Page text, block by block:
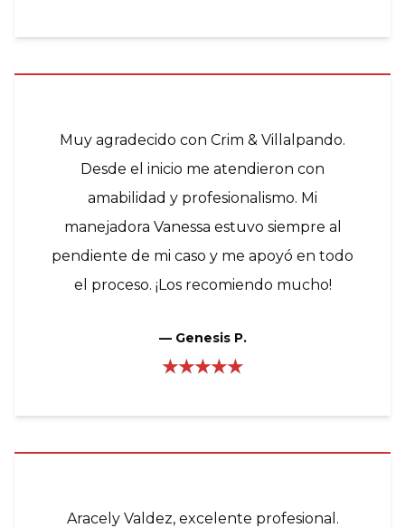
Muy agradecido con Crim & Villalpando.
Desde el inicio me atendieron con
amabilidad y profesionalismo. Mi
manejadora Vanessa estuvo siempre al
pendiente de mi caso y me apoyó en todo
el proceso. ¡Los recomiendo mucho!
— Genesis P.
★★★★★
Aracely Valdez, excelente profesional.